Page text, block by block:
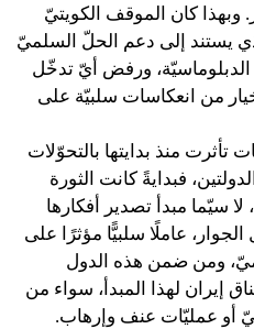
وبهذا كان الموقف الكويتيّ
يستند إلى دعم الحلّ السلميّ
الدبلوماسيّة، ورفض أيّ تدخّل
من انعكاسات سلبيّة على
تأثرت منذ بدايتها بالتحوّلات
فبدايةً كانت الثورة
لا سيّما مبدأ تصدير أفكارها
عاملًا سلبيًّا مؤثرًا على
ومن ضمن هذه الدول
إيران لهذا المبدأ، سواء من
أو عمليّات عنف وإرهاب.